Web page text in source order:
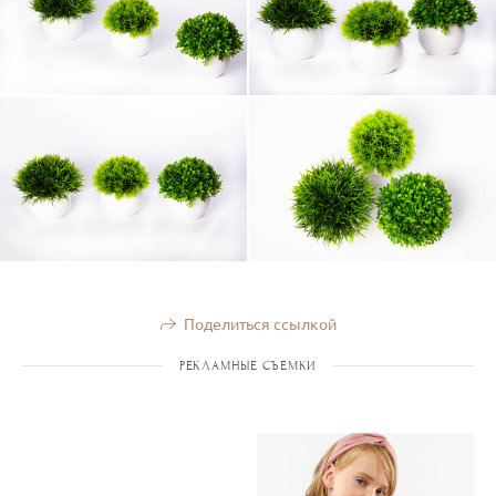
Поделиться ссылкой
РЕКЛАМНЫЕ СЪЕМКИ